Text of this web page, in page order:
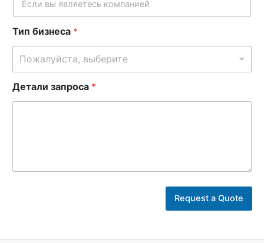
I
т
а
Тип бизнеса *
Пожалуйста, выберите
Детали запроса *
Request a Quote